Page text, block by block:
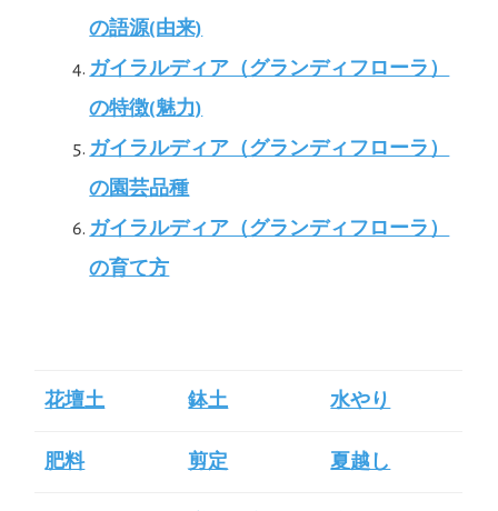
の語源(由来)
ガイラルディア（グランディフローラ）
の特徴(魅力)
ガイラルディア（グランディフローラ）
の園芸品種
ガイラルディア（グランディフローラ）
の育て方
花壇土 鉢土 水やり
肥料 剪定 夏越し